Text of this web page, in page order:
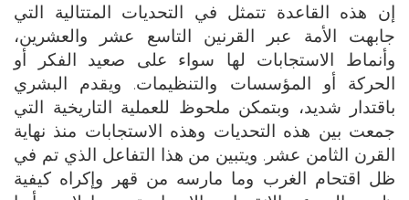
إن هذه القاعدة تتمثل في التحديات المتتالية التي
جابهت الأمة عبر القرنين التاسع عشر والعشرين،
وأنماط الاستجابات لها سواء على صعيد الفكر أو
الحركة أو المؤسسات والتنظيمات. ويقدم البشري
باقتدار شديد، وبتمكن ملحوظ للعملية التاريخية التي
جمعت بين هذه التحديات وهذه الاستجابات منذ نهاية
القرن الثامن عشر. ويتبين من هذا التفاعل الذي تم في
ظل اقتحام الغرب وما مارسه من قهر وإكراه كيفية